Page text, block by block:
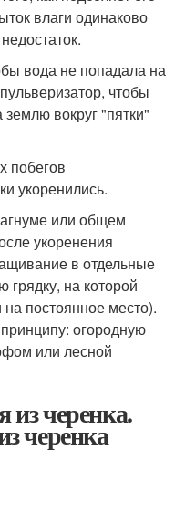
влаги одинаково
вода не попадала на
чтобы
вокруг "пятки"
побегов
укоренились.
или общем
укоренения
в отдельные
грядку, на которой
постоянное место).
огородную
или лесной
из черенка.
черенка